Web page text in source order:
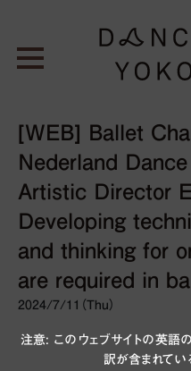
[WEB] Ballet
Nederland
Artistic Director
Developing
and thinking for
are required in
2024/7/11（Thu）
注意: このウェブサイトの英語
訳が含まれてい